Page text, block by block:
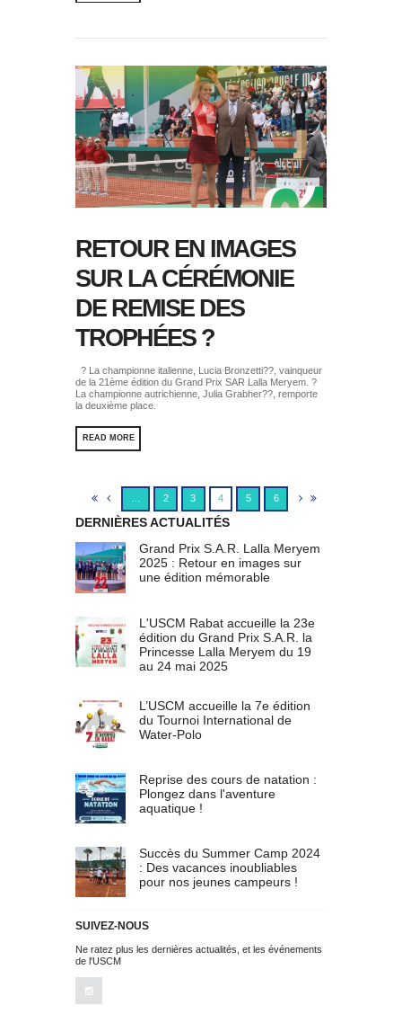
RETOUR EN IMAGES
SUR LA CÉRÉMONIE
DE REMISE DES
TROPHÉES ?
? La championne italienne, Lucia Bronzetti??, vainqueur
de la 21ème édition du Grand Prix SAR Lalla Meryem. ?
La championne autrichienne, Julia Grabher??, remporte
la deuxième place.
READ MORE
… 2 3 4 5 6
DERNIÈRES ACTUALITÉS
Grand Prix S.A.R. Lalla Meryem
2025 : Retour en images sur
une édition mémorable
L'USCM Rabat accueille la 23e
édition du Grand Prix S.A.R. la
Princesse Lalla Meryem du 19
au 24 mai 2025
L’USCM accueille la 7e édition
du Tournoi International de
Water-Polo
Reprise des cours de natation :
Plongez dans l'aventure
aquatique !
Succès du Summer Camp 2024
: Des vacances inoubliables
pour nos jeunes campeurs !
SUIVEZ-NOUS
Ne ratez plus les dernières actualités, et les événements
de l'USCM